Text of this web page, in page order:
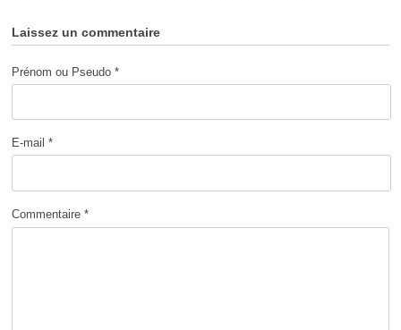
Laissez un commentaire
Prénom ou Pseudo *
E-mail *
Commentaire *